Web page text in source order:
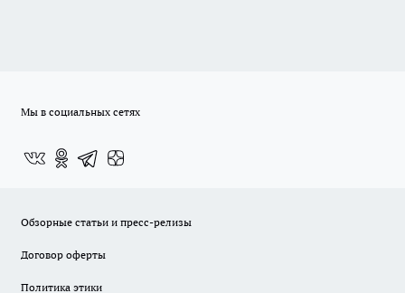
Мы в социальных сетях
Обзорные статьи и пресс-релизы
Договор оферты
Политика этики